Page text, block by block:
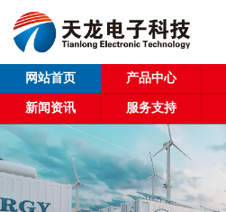
网站首页 产品中心
新闻资讯 服务支持